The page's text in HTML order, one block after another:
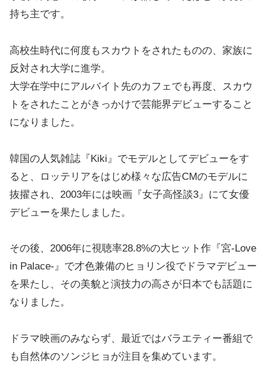
持ち主です。
高校生時代に何度もスカウトをされたものの、家族に
反対され大学に進学。
大学在学中にアルバイト先のカフェでも再度、スカウ
トをされたことがきっかけで芸能界デビューすること
になりました。
韓国の人気雑誌『Kiki』でモデルとしてデビューをす
ると、ロッテリアをはじめ様々な広告CMのモデルに
抜擢され、2003年には映画『女子高怪談3』にて女優
デビューを果たしました。
その後、2006年に視聴率28.8%の大ヒット作『宮-Love
in Palace-』で才色兼備のヒョリン役でドラマデビュー
を果たし、その美貌と演技力の高さが日本でも話題に
なりました。
ドラマ映画のみならず、最近ではバラエティー番組で
も自然体のソンジヒョが注目を集めています。